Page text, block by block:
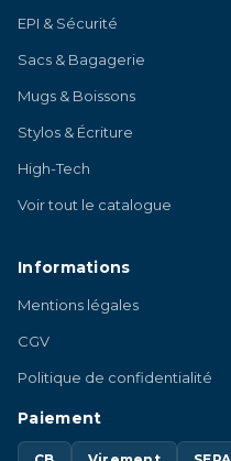
EPI & Sécurité
Sacs & Bagagerie
Mugs & Boissons
Stylos & Écriture
High-Tech
Voir tout le catalogue
Informations
Mentions légales
CGV
Politique de confidentialité
Paiement